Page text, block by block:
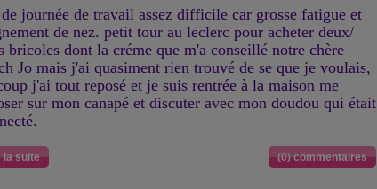
journée de travail assez difficile car grosse fatigue et
de nez. petit tour au leclerc pour acheter deux/
bricoles dont la créme que m'a conseillé notre chère
Jo mais j'ai quasiment rien trouvé de se que je voulais,
j'ai tout reposé et je suis rentrée à la maison me
sur mon canapé et discuter avec mon doudou qui était
la suite (0) commentaires